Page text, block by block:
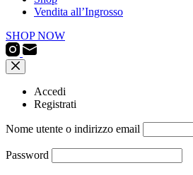
Vendita all’Ingrosso
SHOP NOW
Accedi
Registrati
Nome utente o indirizzo email
Password